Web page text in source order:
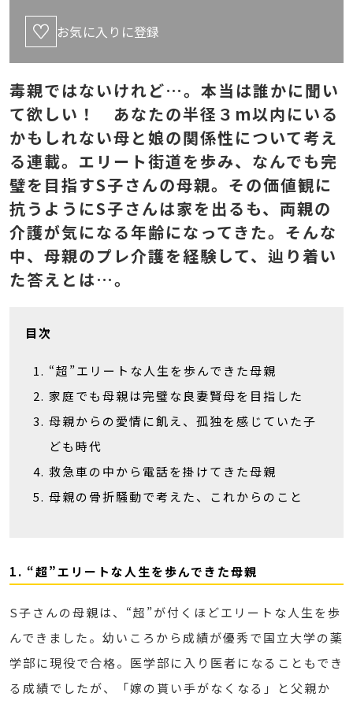
お気に入りに登録
毒親ではないけれど…。本当は誰かに聞い
て欲しい！ あなたの半径３m以内にいる
かもしれない母と娘の関係性について考え
る連載。エリート街道を歩み、なんでも完
璧を目指すS子さんの母親。その価値観に
抗うようにS子さんは家を出るも、両親の
介護が気になる年齢になってきた。そんな
中、母親のプレ介護を経験して、辿り着い
た答えとは…。
目次
“超”エリートな人生を歩んできた母親
家庭でも母親は完璧な良妻賢母を目指した
母親からの愛情に飢え、孤独を感じていた子
ども時代
救急車の中から電話を掛けてきた母親
母親の骨折騒動で考えた、これからのこと
1. “超”エリートな人生を歩んできた母親
S子さんの母親は、“超”が付くほどエリートな人生を歩
んできました。幼いころから成績が優秀で国立大学の薬
学部に現役で合格。医学部に入り医者になることもでき
る成績でしたが、「嫁の貰い手がなくなる」と父親か